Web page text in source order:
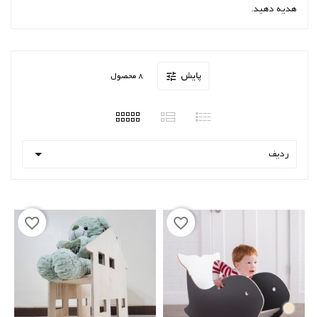
هدیه دهید.
 پایش 8 محصول
ردیف 
favorite_border
favorite_border